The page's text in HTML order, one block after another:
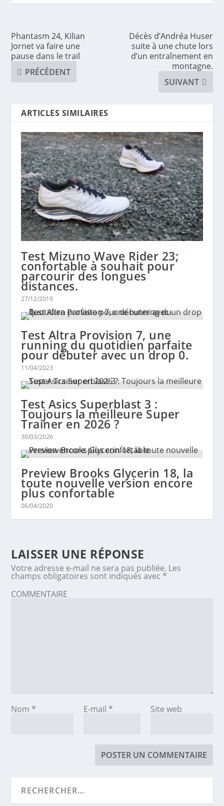
Phantasm 24, Kilian
Jornet va faire une
pause dans le trail
PRÉCÉDENT
Décès d’Andréa Huser
suite à une chute lors
d’un entraînement en
montagne.
SUIVANT
ARTICLES SIMILAIRES
Test Mizuno Wave Rider 23;
confortable à souhait pour
parcourir des longues
distances.
27/12/2019
Test Altra Provision 7, une
running du quotidien parfaite
pour débuter avec un drop 0.
11/04/2023
Test Asics Superblast 3 :
Toujours la meilleure Super
Trainer en 2026 ?
30/03/2026
Preview Brooks Glycerin 18, la
toute nouvelle version encore
plus confortable
06/04/2020
LAISSER UNE RÉPONSE
Votre adresse e-mail ne sera pas publiée. Les
champs obligatoires sont indiqués avec *
COMMENTAIRE
Nom * E-mail * Site web